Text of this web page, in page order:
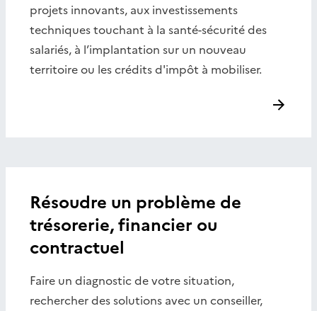
projets innovants, aux investissements
techniques touchant à la santé-sécurité des
salariés, à l’implantation sur un nouveau
territoire ou les crédits d'impôt à mobiliser.
Résoudre un problème de
trésorerie, financier ou
contractuel
Faire un diagnostic de votre situation,
rechercher des solutions avec un conseiller,